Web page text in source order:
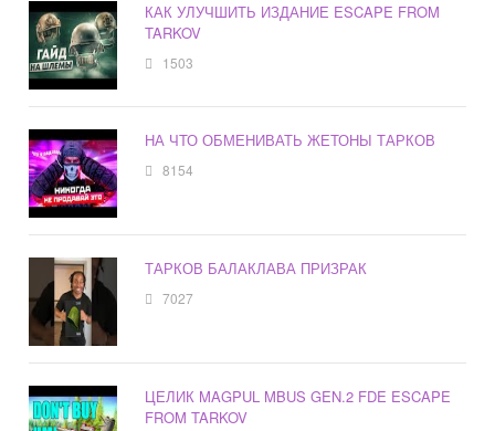
КАК УЛУЧШИТЬ ИЗДАНИЕ ESCAPE FROM
TARKOV
1503
НА ЧТО ОБМЕНИВАТЬ ЖЕТОНЫ ТАРКОВ
8154
ТАРКОВ БАЛАКЛАВА ПРИЗРАК
7027
ЦЕЛИК MAGPUL MBUS GEN.2 FDE ESCAPE
FROM TARKOV